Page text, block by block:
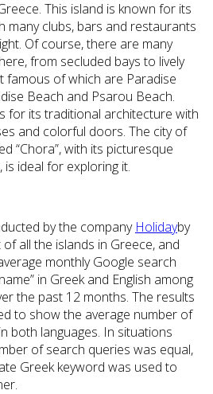
This island is known for its
many clubs, bars and restaurants
Of course, there are many
from secluded bays to lively
famous of which are Paradise
Beach and Psarou Beach.
for its traditional architecture with
and colorful doors. The city of
“Chora”, with its picturesque
is ideal for exploring it.
by the company Holidayby
all the islands in Greece, and
monthly Google search
in Greek and English among
the past 12 months. The results
to show the average number of
both languages. In situations
of search queries was equal,
Greek keyword was used to